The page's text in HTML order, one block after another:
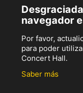
navegador
Por favor,
para poder
Concert Hall.
Saber más